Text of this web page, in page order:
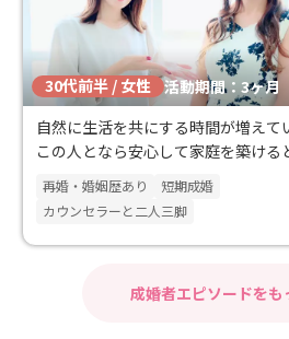
30代前半 / 女性 活動期間：3ヶ月
自然に生活を共にする時間が増えて
この人となら安心して家庭を築ける
るようになりました！
再婚・婚姻歴あり
短期成婚
カウンセラーと二人三脚
成婚者エピソードをも